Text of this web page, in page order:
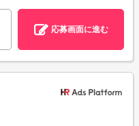
応募画面に進む